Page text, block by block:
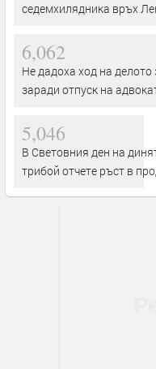
седемхилядника връх
6,062
Не дадоха ход на
заради отпуск на
5,046
В Световния ден на
трибой отчете ръст в